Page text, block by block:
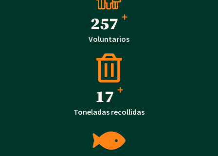
294 +
Voluntarios
20 +
Toneladas recollidas